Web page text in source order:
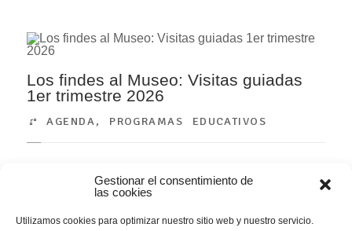
Gestionar el consentimiento de
las cookies
Utilizamos cookies para optimizar nuestro sitio web y nuestro servicio.
Los findes al Museo: Visitas guiadas
1er trimestre 2026
AGENDA, PROGRAMAS EDUCATIVOS
Con el inicio del año y el retorno a las rutinas, la Fundación
Museo Evaristo Valle propone diferentes actividades para
al Museo” y poniendo el acento en el 75 aniversario del